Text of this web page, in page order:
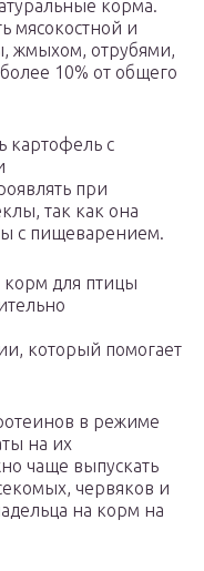
корма.
мясокостной и
жмыхом, отрубями,
10% от общего
картофель с
при
так как она
с пищеварением.
корм для птицы
который помогает
в режиме
на их
чаще выпускать
червяков и
на корм на